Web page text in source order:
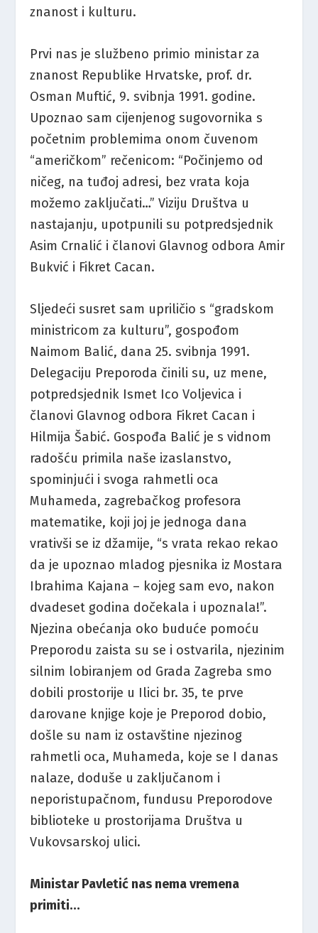
znanost i kulturu.
Prvi nas je službeno primio ministar za
znanost Republike Hrvatske, prof. dr.
Osman Muftić, 9. svibnja 1991. godine.
Upoznao sam cijenjenog sugovornika s
početnim problemima onom čuvenom
“američkom” rečenicom: “Počinjemo od
ničeg, na tuđoj adresi, bez vrata koja
možemo zaključati…” Viziju Društva u
nastajanju, upotpunili su potpredsjednik
Asim Crnalić i članovi Glavnog odbora Amir
Bukvić i Fikret Cacan.
Sljedeći susret sam upriličio s “gradskom
ministricom za kulturu”, gospođom
Naimom Balić, dana 25. svibnja 1991.
Delegaciju Preporoda činili su, uz mene,
potpredsjednik Ismet Ico Voljevica i
članovi Glavnog odbora Fikret Cacan i
Hilmija Šabić. Gospođa Balić je s vidnom
radošću primila naše izaslanstvo,
spominjući i svoga rahmetli oca
Muhameda, zagrebačkog profesora
matematike, koji joj je jednoga dana
vrativši se iz džamije, “s vrata rekao rekao
da je upoznao mladog pjesnika iz Mostara
Ibrahima Kajana – kojeg sam evo, nakon
dvadeset godina dočekala i upoznala!”.
Njezina obećanja oko buduće pomoću
Preporodu zaista su se i ostvarila, njezinim
silnim lobiranjem od Grada Zagreba smo
dobili prostorije u Ilici br. 35, te prve
darovane knjige koje je Preporod dobio,
došle su nam iz ostavštine njezinog
rahmetli oca, Muhameda, koje se I danas
nalaze, doduše u zaključanom i
neporistupačnom, fundusu Preporodove
biblioteke u prostorijama Društva u
Vukovsarskoj ulici.
Ministar Pavletić nas nema vremena
primiti…